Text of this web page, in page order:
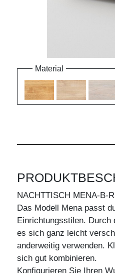
Material
NACHTTISCH MENA-B-
Das Modell Mena passt
Einrichtungsstilen. Durch
es sich ganz leicht
anderweitig verwenden.
sich gut kombinieren.
Konfigurieren Sie Ihren